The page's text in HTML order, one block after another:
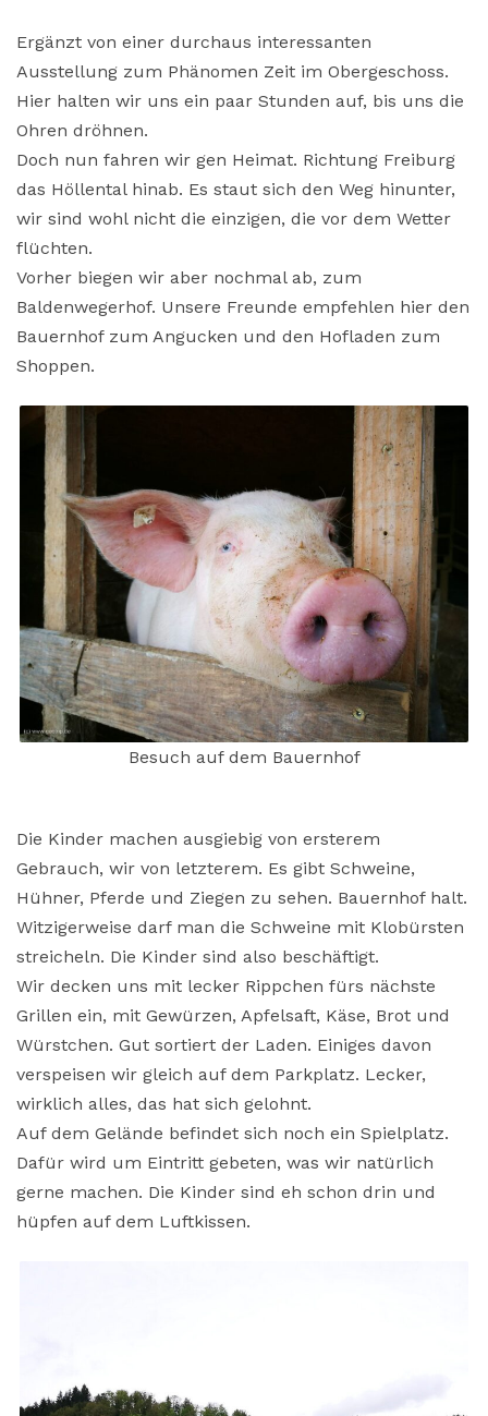
Ergänzt von einer durchaus interessanten
Ausstellung zum Phänomen Zeit im Obergeschoss.
Hier halten wir uns ein paar Stunden auf, bis uns die
Ohren dröhnen.
Doch nun fahren wir gen Heimat. Richtung Freiburg
das Höllental hinab. Es staut sich den Weg hinunter,
wir sind wohl nicht die einzigen, die vor dem Wetter
flüchten.
Vorher biegen wir aber nochmal ab, zum
Baldenwegerhof. Unsere Freunde empfehlen hier den
Bauernhof zum Angucken und den Hofladen zum
Shoppen.
Besuch auf dem Bauernhof
Die Kinder machen ausgiebig von ersterem
Gebrauch, wir von letzterem. Es gibt Schweine,
Hühner, Pferde und Ziegen zu sehen. Bauernhof halt.
Witzigerweise darf man die Schweine mit Klobürsten
streicheln. Die Kinder sind also beschäftigt.
Wir decken uns mit lecker Rippchen fürs nächste
Grillen ein, mit Gewürzen, Apfelsaft, Käse, Brot und
Würstchen. Gut sortiert der Laden. Einiges davon
verspeisen wir gleich auf dem Parkplatz. Lecker,
wirklich alles, das hat sich gelohnt.
Auf dem Gelände befindet sich noch ein Spielplatz.
Dafür wird um Eintritt gebeten, was wir natürlich
gerne machen. Die Kinder sind eh schon drin und
hüpfen auf dem Luftkissen.